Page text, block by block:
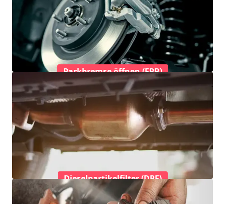
Parkbremse öffnen (EPB)
Dieselpartikelfilter (DPF)